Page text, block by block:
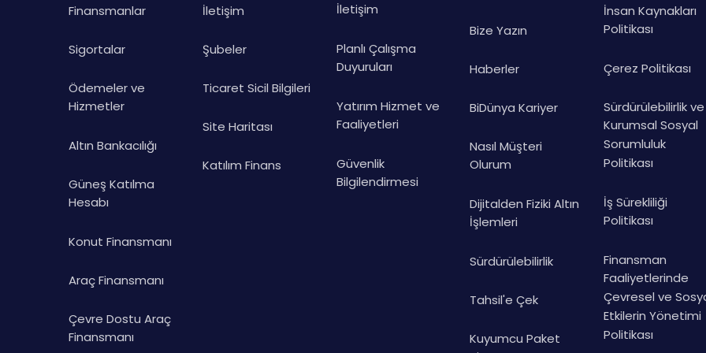
Finansmanlar
Sigortalar
Ödemeler ve
Hizmetler
Altın Bankacılığı
Güneş Katılma
Hesabı
Konut Finansmanı
Araç Finansmanı
Çevre Dostu Araç
Finansmanı
İletişim
Şubeler
Ticaret Sicil Bilgileri
Site Haritası
Katılım Finans
İletişim
Planlı Çalışma
Duyuruları
Yatırım Hizmet ve
Faaliyetleri
Güvenlik
Bilgilendirmesi
Bize Yazın
Haberler
BiDünya Kariyer
Nasıl Müşteri
Olurum
Dijitalden Fiziki Altın
İşlemleri
Sürdürülebilirlik
Tahsil'e Çek
Kuyumcu Paket
İnsan Kaynakları
Politikası
Çerez Politikası
Sürdürülebilirlik ve
Kurumsal Sosyal
Sorumluluk
Politikası
İş Sürekliliği
Politikası
Finansman
Faaliyetlerinde
Çevresel ve
Etkilerin Yönetimi
Politikası